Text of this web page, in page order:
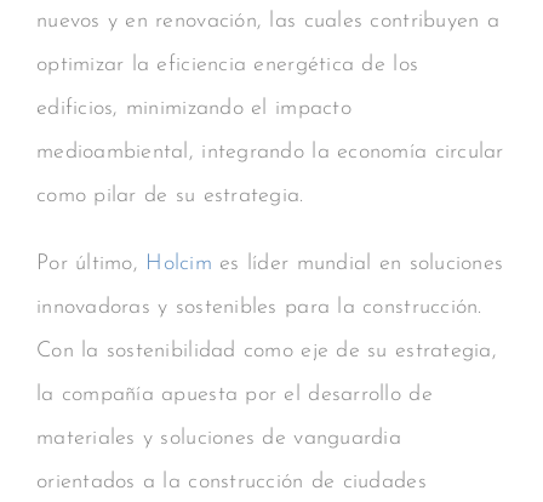
nuevos y en renovación, las cuales contribuyen a
optimizar la eficiencia energética de los
edificios, minimizando el impacto
medioambiental, integrando la economía circular
como pilar de su estrategia.
Por último, Holcim es líder mundial en soluciones
innovadoras y sostenibles para la construcción.
Con la sostenibilidad como eje de su estrategia,
la compañía apuesta por el desarrollo de
materiales y soluciones de vanguardia
orientados a la construcción de ciudades